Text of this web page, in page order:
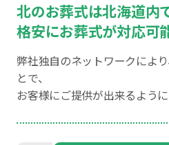
北のお葬式は北海道内
格安にお葬式が対応可
弊社独自のネットワークによ
とで、
お客様にご提供が出来るように